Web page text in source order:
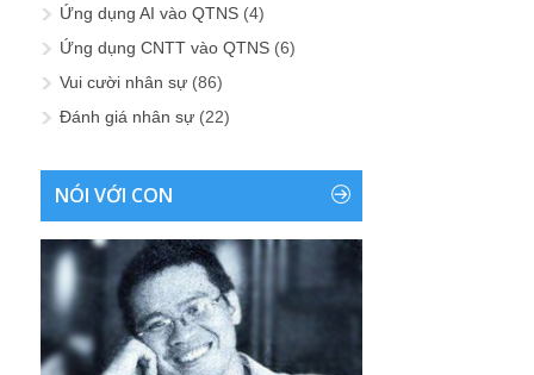
Ứng dụng AI vào QTNS (4)
Ứng dụng CNTT vào QTNS (6)
Vui cười nhân sự (86)
Đánh giá nhân sự (22)
NÓI VỚI CON